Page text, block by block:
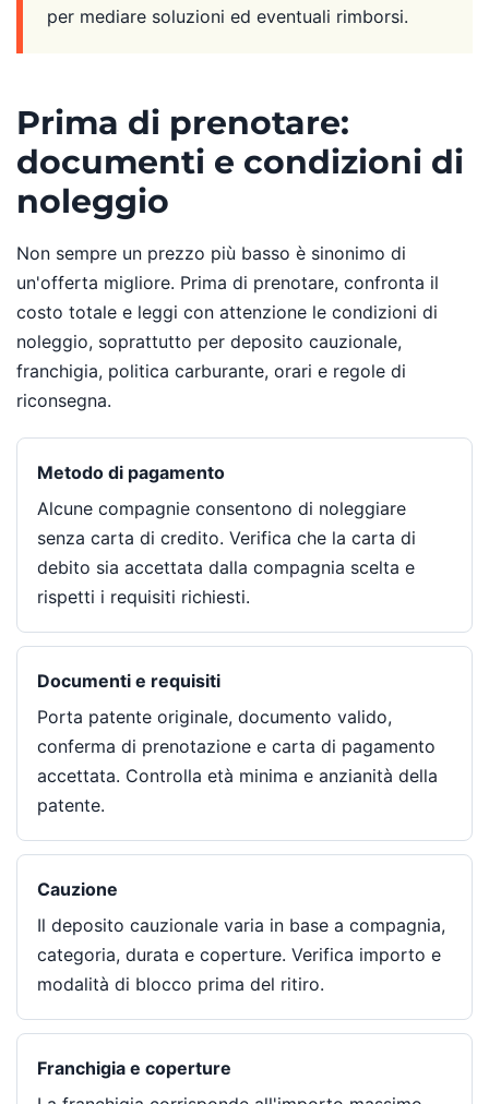
per mediare soluzioni ed eventuali rimborsi.
Prima di prenotare:
documenti e condizioni di
noleggio
Non sempre un prezzo più basso è sinonimo di
un'offerta migliore. Prima di prenotare, confronta il
costo totale e leggi con attenzione le condizioni di
noleggio, soprattutto per deposito cauzionale,
franchigia, politica carburante, orari e regole di
riconsegna.
Metodo di pagamento
Alcune compagnie consentono di noleggiare
senza carta di credito. Verifica che la carta di
debito sia accettata dalla compagnia scelta e
rispetti i requisiti richiesti.
Documenti e requisiti
Porta patente originale, documento valido,
conferma di prenotazione e carta di pagamento
accettata. Controlla età minima e anzianità della
patente.
Cauzione
Il deposito cauzionale varia in base a compagnia,
categoria, durata e coperture. Verifica importo e
modalità di blocco prima del ritiro.
Franchigia e coperture